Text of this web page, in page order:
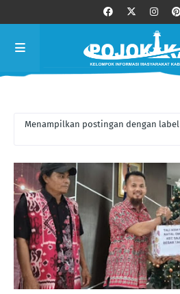
Menampilkan postingan dengan label